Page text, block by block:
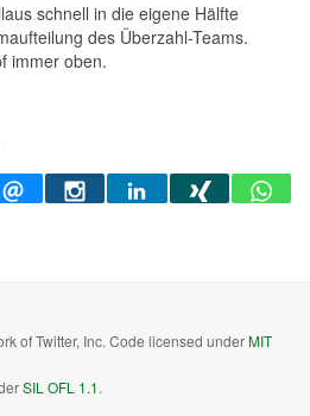
schnell in die eigene Hälfte
des Überzahl-Teams.
immer oben.
of Twitter, Inc. Code licensed underMIT
SIL OFL 1.1.